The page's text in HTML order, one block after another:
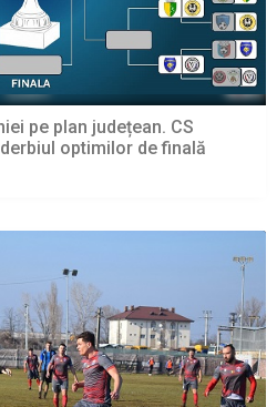
pe plan județean. CS
optimilor de finală